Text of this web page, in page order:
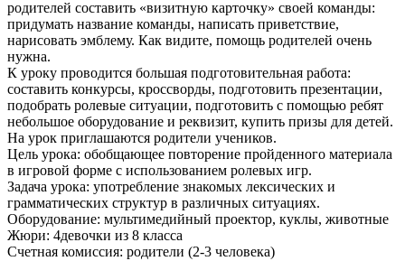
родителей составить «визитную карточку» своей команды:
придумать название команды, написать приветствие,
нарисовать эмблему. Как видите, помощь родителей очень
нужна.
К уроку проводится большая подготовительная работа:
составить конкурсы, кроссворды, подготовить презентации,
подобрать ролевые ситуации, подготовить с помощью ребят
небольшое оборудование и реквизит, купить призы для детей.
На урок приглашаются родители учеников.
Цель урока: обобщающее повторение пройденного материала
в игровой форме с использованием ролевых игр.
Задача урока: употребление знакомых лексических и
грамматических структур в различных ситуациях.
Оборудование: мультимедийный проектор, куклы, животные
Жюри: 4девочки из 8 класса
Счетная комиссия: родители (2-3 человека)